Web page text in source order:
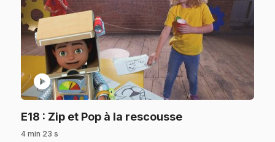
play_circle
E18 : Zip et Pop à la rescousse.
4 min 23 s